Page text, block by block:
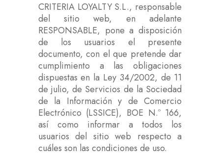
CRITERIA LOYALTY S.L., responsable
del sitio web, en adelante
RESPONSABLE, pone a disposición
de los usuarios el presente
documento, con el que pretende dar
cumplimiento a las obligaciones
dispuestas en la Ley 34/2002, de 11
de julio, de Servicios de la Sociedad
de la Información y de Comercio
Electrónico (LSSICE), BOE N.º 166,
así como informar a todos los
usuarios del sitio web respecto a
cuáles son las condiciones de uso.